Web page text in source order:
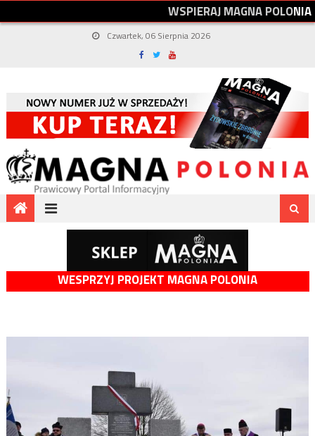
WSPIERAJMAGNAPOLONIA
Czwartek, 06 Sierpnia 2026
WESPRZYJ PROJEKT MAGNA POLONIA